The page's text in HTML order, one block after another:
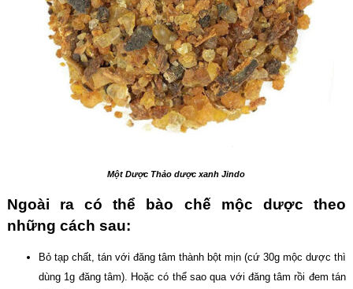
Một Dược Thảo dược xanh Jindo
Ngoài ra có thể bào chế mộc dược theo
những cách sau:
Bỏ tạp chất, tán với đăng tâm thành bột mịn (cứ 30g mộc dược thì
dùng 1g đăng tâm). Hoặc có thể sao qua với đăng tâm rồi đem tán